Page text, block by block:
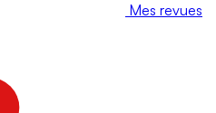
Mes revues